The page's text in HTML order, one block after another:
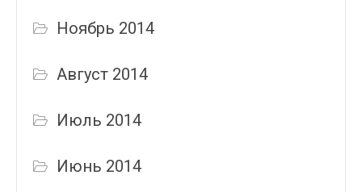
Ноябрь 2014
Август 2014
Июль 2014
Июнь 2014